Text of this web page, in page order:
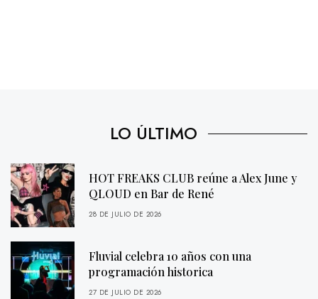
LO ÚLTIMO
HOT FREAKS CLUB reúne a Alex June y
QLOUD en Bar de René
28 DE JULIO DE 2026
Fluvial celebra 10 años con una
programación historica
27 DE JULIO DE 2026